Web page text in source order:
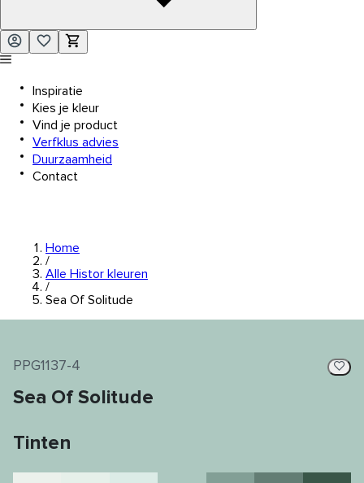
Inspiratie
Kies je kleur
Vind je product
Verfklus advies
Duurzaamheid
Contact
Home
/
Alle Histor kleuren
/
Sea Of Solitude
PPG1137-4
Sea Of Solitude
Tinten